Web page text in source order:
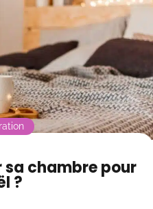
la chambre
chambre pour
?